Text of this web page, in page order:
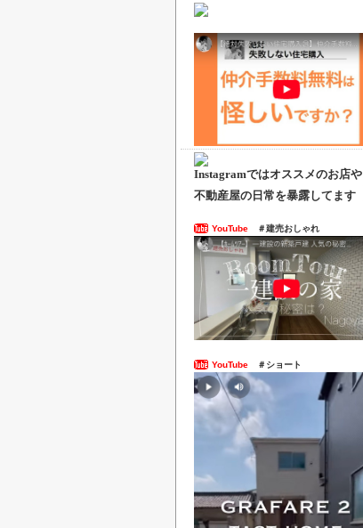
Instagramではオススメのお店や
不動産屋の日常を暴露してます
YouTube ＃建売おしゃれ
YouTube ＃ショート